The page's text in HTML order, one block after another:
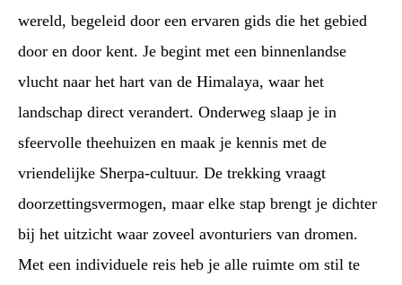
wereld, begeleid door een ervaren gids die het gebied
door en door kent. Je begint met een binnenlandse
vlucht naar het hart van de Himalaya, waar het
landschap direct verandert. Onderweg slaap je in
sfeervolle theehuizen en maak je kennis met de
vriendelijke Sherpa-cultuur. De trekking vraagt
doorzettingsvermogen, maar elke stap brengt je dichter
bij het uitzicht waar zoveel avonturiers van dromen.
Met een individuele reis heb je alle ruimte om stil te